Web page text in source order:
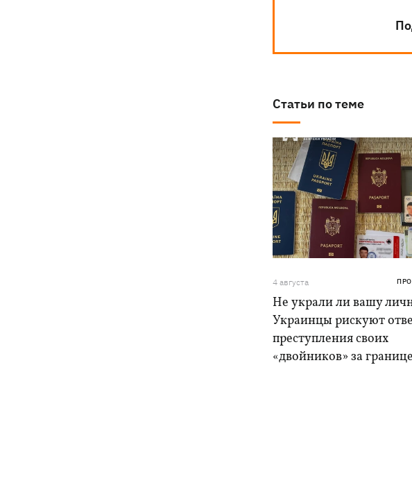
Статьи по теме
4 августа
Не украли ли вашу
Украинцы рискуют
преступления своих
«двойников» за